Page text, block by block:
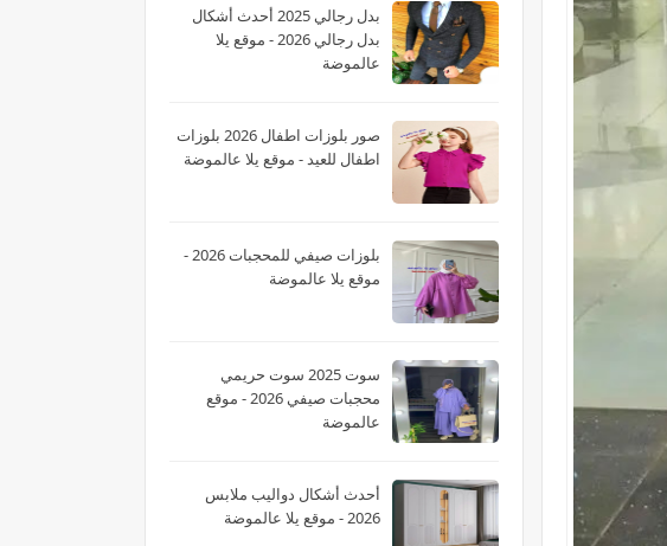
بدل رجالي 2025 أحدث أشكال
بدل رجالي 2026 - موقع يلا
عالموضة
صور بلوزات اطفال 2026 بلوزات
اطفال للعيد - موقع يلا عالموضة
بلوزات صيفي للمحجبات 2026 -
موقع يلا عالموضة
سوت 2025 سوت حريمي
محجبات صيفي 2026 - موقع
عالموضة
أحدث أشكال دواليب ملابس
2026 - موقع يلا عالموضة